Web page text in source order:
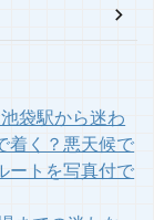
袋駅から迷わ
着く？悪天候で
ートを写真付で